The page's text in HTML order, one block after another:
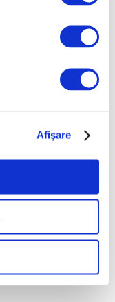
Afişare